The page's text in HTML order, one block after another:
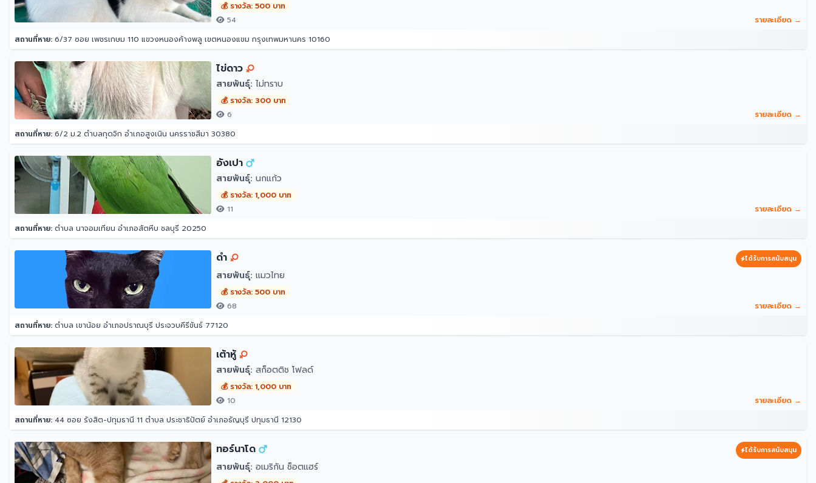
💰 รางวัล: 500 บาท
54
รายละเอียด →
สถานที่หาย: 6/37 ซอย เพชรเกษม 110 แขวงหนองค้างพลู เขตหนองแขม กรุงเทพมหานคร 10160
ไข่ดาว
สายพันธุ์: ไม่ทราบ
💰 รางวัล: 300 บาท
6
รายละเอียด →
สถานที่หาย: 6/2 ม.2 ตำบลกุดจิก อำเภอสูงเนิน นครราชสีมา 30380
อังเปา
สายพันธุ์: นกแก้ว
💰 รางวัล: 1,000 บาท
11
รายละเอียด →
สถานที่หาย: ตำบล นาจอมเทียน อำเภอสัตหีบ ชลบุรี 20250
ดำ ได้รับการสนับสนุน
สายพันธุ์: แมวไทย
💰 รางวัล: 500 บาท
68
รายละเอียด →
สถานที่หาย: ตำบล เขาน้อย อำเภอปราณบุรี ประจวบคีรีขันธ์ 77120
เต้าหู้
สายพันธุ์: สก็อตติช โฟลด์
💰 รางวัล: 1,000 บาท
10
รายละเอียด →
สถานที่หาย: 44 ซอย รังสิต-ปทุมธานี 11 ตำบล ประชาธิปัตย์ อำเภอธัญบุรี ปทุมธานี 12130
ทอร์นาโด ได้รับการสนับสนุน
สายพันธุ์: อเมริกัน ช็อตแฮร์